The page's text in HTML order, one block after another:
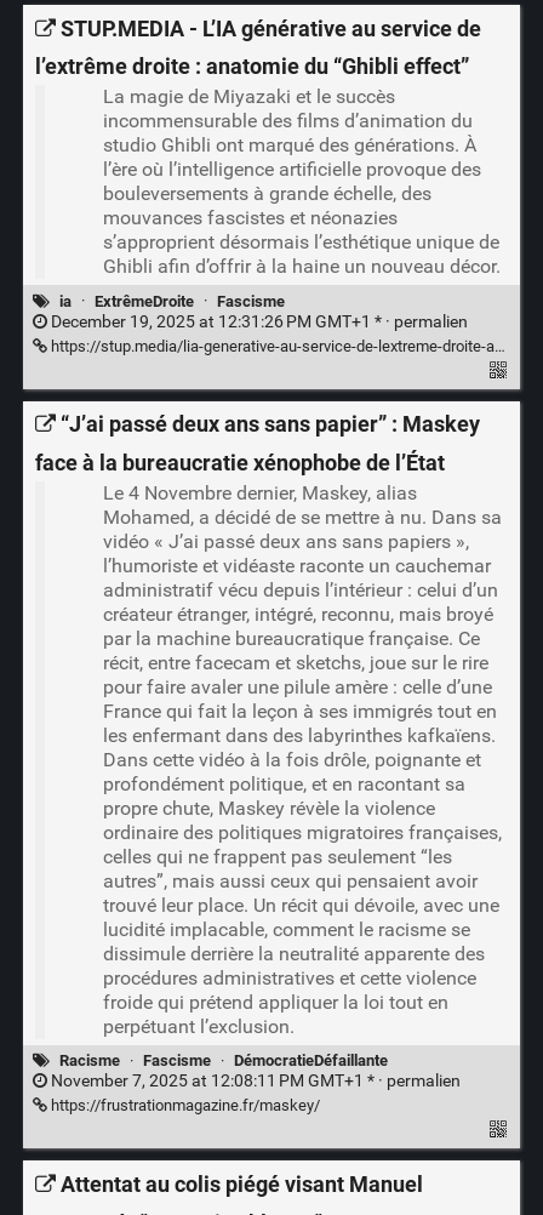
STUP.MEDIA - L’IA générative au service de
l’extrême droite : anatomie du “Ghibli effect”
La magie de Miyazaki et le succès
incommensurable des films d’animation du
studio Ghibli ont marqué des générations. À
l’ère où l’intelligence artificielle provoque des
bouleversements à grande échelle, des
mouvances fascistes et néonazies
s’approprient désormais l’esthétique unique de
Ghibli afin d’offrir à la haine un nouveau décor.
ia · ExtrêmeDroite · Fascisme
December 19, 2025 at 12:31:26 PM GMT+1 * · permalien
https://stup.media/lia-generative-au-service-de-lextreme-droite-anatomie-du-ghibli-effect/
“J’ai passé deux ans sans papier” : Maskey
face à la bureaucratie xénophobe de l’État
Le 4 Novembre dernier, Maskey, alias
Mohamed, a décidé de se mettre à nu. Dans sa
vidéo « J’ai passé deux ans sans papiers »,
l’humoriste et vidéaste raconte un cauchemar
administratif vécu depuis l’intérieur : celui d’un
créateur étranger, intégré, reconnu, mais broyé
par la machine bureaucratique française. Ce
récit, entre facecam et sketchs, joue sur le rire
pour faire avaler une pilule amère : celle d’une
France qui fait la leçon à ses immigrés tout en
les enfermant dans des labyrinthes kafkaïens.
Dans cette vidéo à la fois drôle, poignante et
profondément politique, et en racontant sa
propre chute, Maskey révèle la violence
ordinaire des politiques migratoires françaises,
celles qui ne frappent pas seulement “les
autres”, mais aussi ceux qui pensaient avoir
trouvé leur place. Un récit qui dévoile, avec une
lucidité implacable, comment le racisme se
dissimule derrière la neutralité apparente des
procédures administratives et cette violence
froide qui prétend appliquer la loi tout en
perpétuant l’exclusion.
Racisme · Fascisme · DémocratieDéfaillante
November 7, 2025 at 12:08:11 PM GMT+1 * · permalien
https://frustrationmagazine.fr/maskey/
Attentat au colis piégé visant Manuel